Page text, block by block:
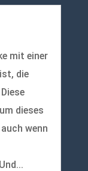
mit einer
die
dieses
wenn